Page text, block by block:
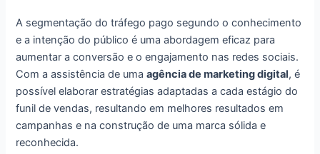
A segmentação do tráfego pago segundo o conhecimento
e a intenção do público é uma abordagem eficaz para
aumentar a conversão e o engajamento nas redes sociais.
Com a assistência de umaagência de marketing digital, é
possível elaborar estratégias adaptadas a cada estágio do
funil de vendas, resultando em melhores resultados em
campanhas e na construção de uma marca sólida e
reconhecida.